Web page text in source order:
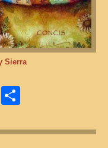
Sierra
WhatsApp